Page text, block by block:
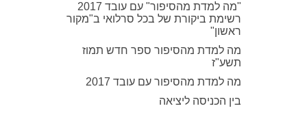
"מה למדת מהסיפור" עם עובד 2017
רשימת ביקורת של בכל סרלואי ב"מקור
ראשון"
מה למדת מהסיפור ספר חדש תמוז
תשע"ז
מה למדת מהסיפור עם עובד 2017
בין הכניסה ליציאה